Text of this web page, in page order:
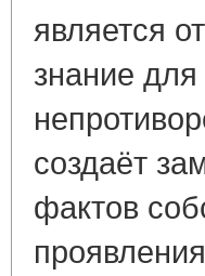
является
знание
создаёт
фактов